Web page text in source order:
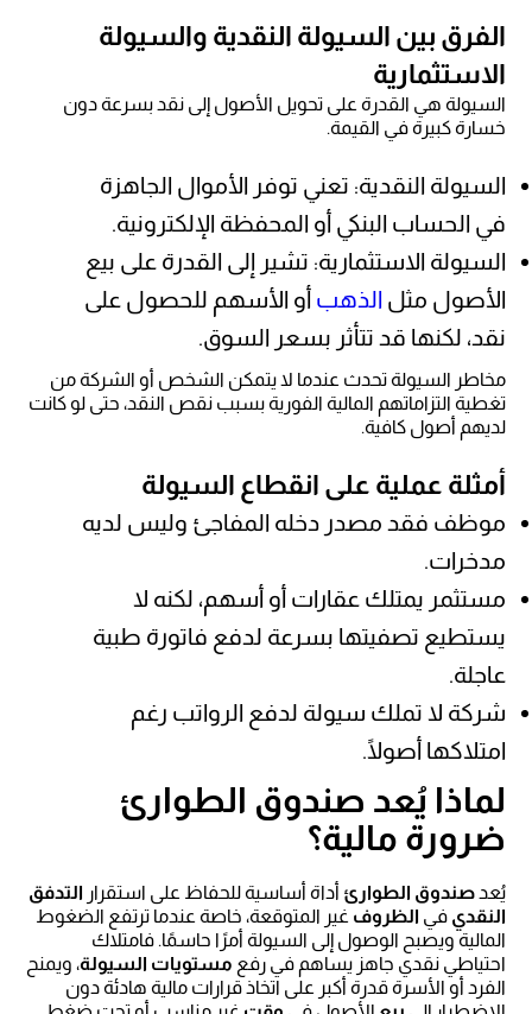
الفرق بين السيولة النقدية والسيولة
الاستثمارية
السيولة هي القدرة على تحويل الأصول إلى نقد بسرعة دون
خسارة كبيرة في القيمة.
السيولة النقدية: تعني توفر الأموال الجاهزة
في الحساب البنكي أو المحفظة الإلكترونية.
السيولة الاستثمارية: تشير إلى القدرة على بيع
الأصول مثل الذهب أو الأسهم للحصول على
نقد، لكنها قد تتأثر بسعر السوق.
مخاطر السيولة تحدث عندما لا يتمكن الشخص أو الشركة من
تغطية التزاماتهم المالية الفورية بسبب نقص النقد، حتى لو كانت
لديهم أصول كافية.
أمثلة عملية على انقطاع السيولة
موظف فقد مصدر دخله المفاجئ وليس لديه
مدخرات.
مستثمر يمتلك عقارات أو أسهم، لكنه لا
يستطيع تصفيتها بسرعة لدفع فاتورة طبية
عاجلة.
شركة لا تملك سيولة لدفع الرواتب رغم
امتلاكها أصولًا.
لماذا يُعد صندوق الطوارئ
ضرورة مالية؟
يُعد صندوق الطوارئ أداة أساسية للحفاظ على استقرار التدفق
النقدي في الظروف غير المتوقعة، خاصة عندما ترتفع الضغوط
المالية ويصبح الوصول إلى السيولة أمرًا حاسمًا. فامتلاك
احتياطي نقدي جاهز يساهم في رفع مستويات السيولة، ويمنح
الفرد أو الأسرة قدرة أكبر على اتخاذ قرارات مالية هادئة دون